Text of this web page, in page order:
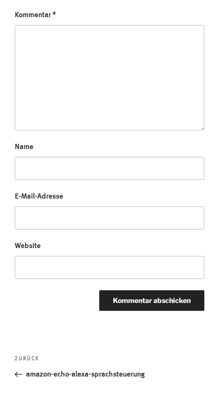
Kommentar*
Name
E-Mail-Adresse
Website
Beitragsnavigation
Vorheriger
Beitrag
ZURÜCK
amazon-echo-alexa-sprachsteuerung